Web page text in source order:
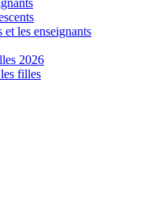
les enseignants
2026
filles